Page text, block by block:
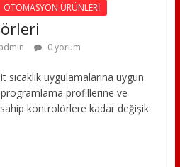
OTOMASYON ÜRÜNLERİ
0 yorum
sıcaklık uygulamalarına uygun
profillerine ve
kontrolörlere kadar değişik